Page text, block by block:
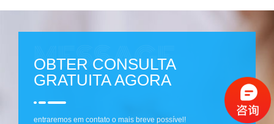
OBTER CONSULTA
GRATUITA AGORA
entraremos em contato o mais breve possível!